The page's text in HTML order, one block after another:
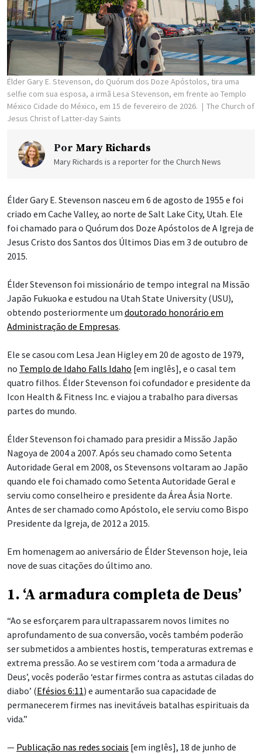
Élder Gary E. Stevenson, do Quórum dos Doze Apóstolos, tira uma
selfie com sua esposa, a irmã Lesa Stevenson, em frente ao Templo
México Cidade do México, em 15 de fevereiro de 2026.
The Church of
Jesus Christ of Latter-day Saints
Por Mary Richards
Mary Richards is a reporter for the Church News
Élder Gary E. Stevenson nasceu em 6 de agosto de 1955 e foi
criado em Cache Valley, ao norte de Salt Lake City, Utah. Ele
foi chamado para o Quórum dos Doze Apóstolos de A Igreja de
Jesus Cristo dos Santos dos Últimos Dias em 3 de outubro de
2015.
Élder Stevenson foi missionário de tempo integral na Missão
Japão Fukuoka e estudou na Utah State University (USU),
obtendo posteriormente um doutorado honorário em
Administração de Empresas.
Ele se casou com Lesa Jean Higley em 20 de agosto de 1979,
no Templo de Idaho Falls Idaho [em inglês], e o casal tem
quatro filhos. Élder Stevenson foi cofundador e presidente da
Icon Health & Fitness Inc. e viajou a trabalho para diversas
partes do mundo.
Élder Stevenson foi chamado para presidir a Missão Japão
Nagoya de 2004 a 2007. Após seu chamado como Setenta
Autoridade Geral em 2008, os Stevensons voltaram ao Japão
quando ele foi chamado como Setenta Autoridade Geral e
serviu como conselheiro e presidente da Área Ásia Norte.
Antes de ser chamado como Apóstolo, ele serviu como Bispo
Presidente da Igreja, de 2012 a 2015.
Em homenagem ao aniversário de Élder Stevenson hoje, leia
nove de suas citações do último ano.
1. ‘A armadura completa de Deus’
“Ao se esforçarem para ultrapassarem novos limites no
aprofundamento de sua conversão, vocês também poderão
ser submetidos a ambientes hostis, temperaturas extremas e
extrema pressão. Ao se vestirem com ‘toda a armadura de
Deus’, vocês poderão ‘estar firmes contra as astutas ciladas do
diabo’ (Efésios 6:11) e aumentarão sua capacidade de
permanecerem firmes nas inevitáveis batalhas espirituais da
vida.”
— Publicação nas redes sociais [em inglês], 18 de junho de